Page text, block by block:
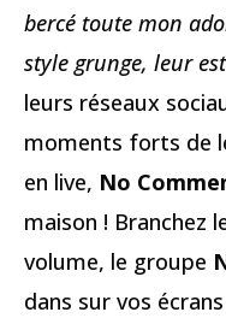
bercé toute mon
style grunge, leur
leurs réseaux
moments forts de
en live, No
maison ! Branchez
volume, le groupe
dans sur vos écrans